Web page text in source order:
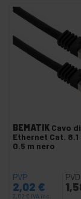
BEMATIK Cavo
Ethernet Cat. 8.1
0.5 m nero
PVP
2,02 €
2,02 € IVA inc.
PVD